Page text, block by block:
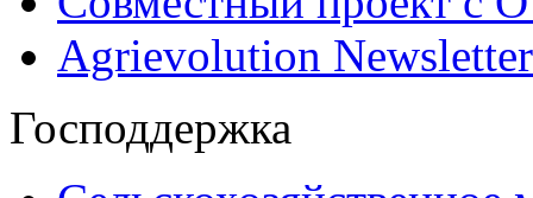
Agrievolution Newsletter
Господдержка